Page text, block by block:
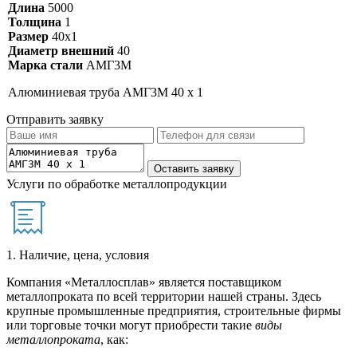
Длина 5000
Толщина 1
Размер 40х1
Диаметр внешний 40
Марка стали АМГ3М
Алюминиевая труба АМГ3М 40 х 1
Отправить заявку
Услуги по обработке металлопродукции
1. Наличие, цена, условия
Компания «Металлосплав» является поставщиком
металлопроката по всей территории нашей страны. Здесь
крупные промышленные предприятия, строительные фирмы
или торговые точки могут приобрести такие виды
металлопроката, как: